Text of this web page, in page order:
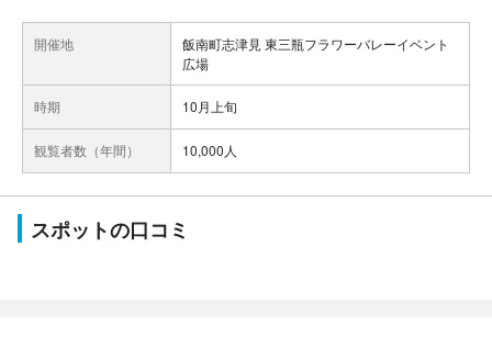
開催地
飯南町志津見 東三瓶フラワーバレーイベント
広場
時期 10月上旬
観覧者数（年間） 10,000人
スポットの口コミ